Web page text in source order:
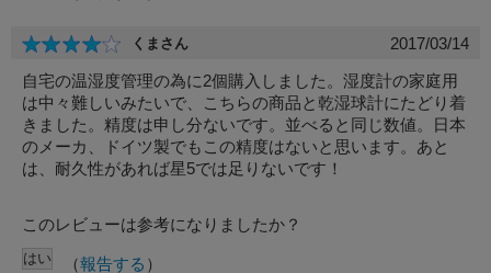
くまさん
2017/03/14
自宅の温湿度管理の為に2個購入しました。湿度計の家庭用
は中々難しいみたいで、こちらの商品と乾湿球計にたどり着
きました。精度は申し分ないです。並べると同じ数値。日本
のメーカ、ドイツ製でもこの精度はないと思います。あと
は、耐久性があれば星5では足りないです！
このレビューは参考になりましたか？
（報告する ）